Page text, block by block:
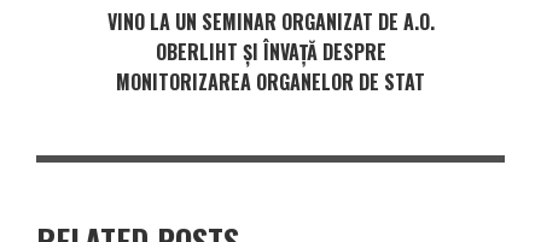
VINO LA UN SEMINAR ORGANIZAT DE A.O.
OBERLIHT ȘI ÎNVAȚĂ DESPRE
MONITORIZAREA ORGANELOR DE STAT